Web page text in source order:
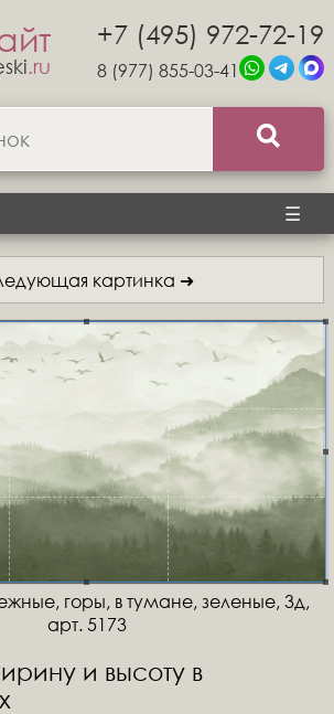
.ru
+7 (495) 972-72-19
8 (977) 855-03-41
☰
картинка ➜
горы, в тумане, зеленые, 3д,
арт. 5173
и высоту в